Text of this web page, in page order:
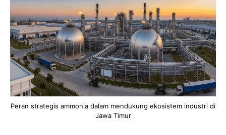
Peran strategis ammonia dalam mendukung ekosistem industri di
Jawa Timur